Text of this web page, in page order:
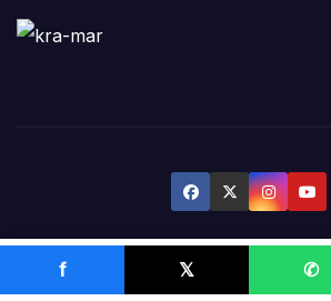
Funciona gracias a WordPress|Tema:
f 𝕏 ✆